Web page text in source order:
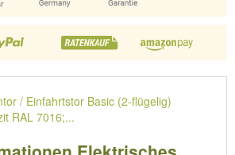
/ Einfahrtstor Basic (2-flügelig)
RAL 7016;...